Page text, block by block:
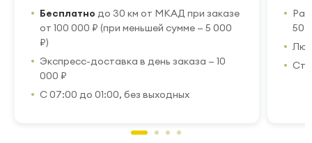
Бесплатно до 30 км от МКАД при заказе
от 100 000 ₽ (при меньшей сумме — 5 000
₽)
Экспресс-доставка в день заказа — 10
000 ₽
С 07:00 до 01:00, без выходных
50